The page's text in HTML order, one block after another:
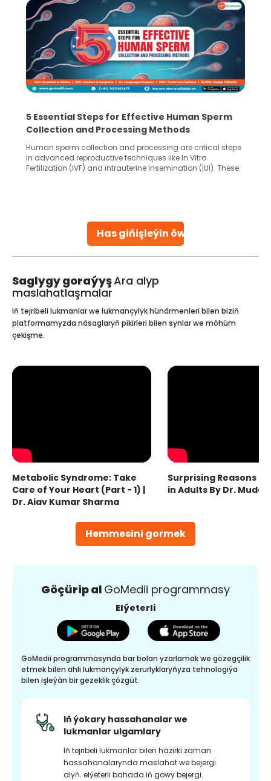
Has giňişleýin öwreniň
5 Essential Steps for Effective Human Sperm
Collection and Processing Methods
Human sperm collection and processing are critical steps
in advanced reproductive techniques like In Vitro
Fertilization (IVF) and intrauterine insemination (IUI). These
collected, they process the
Saglygy goraýyşAra alyp
maslahatlaşmalar
Hemmesini gormek
Iň tejribeli lukmanlar we lukmançylyk hünärmenleri bilen biziň
platformamyzda näsaglaryň pikirleri bilen synlar we möhüm
çekişme.
Metabolic Syndrome: Take
Care of Your Heart (Part - 1) |
Dr. Ajay Kumar Sharma
Surprising Reasons
in Adults By Dr.
Göçürip al GoMedii programmasy
Elýeterli
GoMedii programmasynda bar bolan yzarlamak we gözegçilik
etmek bilen ähli lukmançylyk zerurlyklaryňyza tehnologiýa
bilen işleýän bir gezeklik çözgüt.
Iň ýokary hassahanalar we
lukmanlar ulgamlary
Iň tejribeli lukmanlar bilen häzirki zaman
hassahanalarynda maslahat we bejergi
alyň. elýeterli bahada iň gowy bejergi.